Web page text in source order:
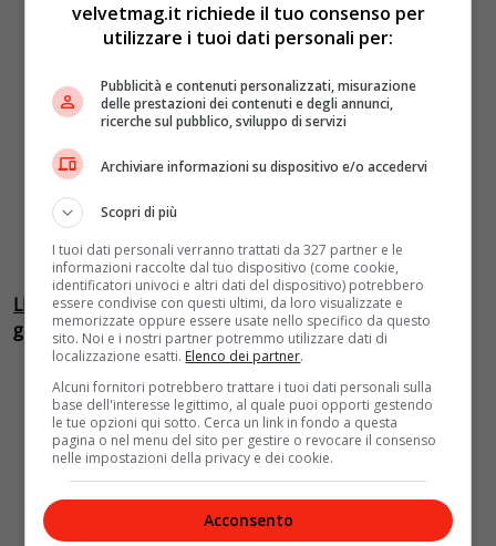
LEGGI ANCHE: Andy Wahrol, la mostra a Pontedera del
genio della pop art mondiale
velvetmag.it richiede il tuo consenso per
utilizzare i tuoi dati personali per:
Pubblicità e contenuti personalizzati, misurazione
delle prestazioni dei contenuti e degli annunci,
ricerche sul pubblico, sviluppo di servizi
Archiviare informazioni su dispositivo e/o accedervi
Scopri di più
I tuoi dati personali verranno trattati da 327 partner e le
informazioni raccolte dal tuo dispositivo (come cookie,
identificatori univoci e altri dati del dispositivo) potrebbero
essere condivise con questi ultimi, da loro visualizzate e
memorizzate oppure essere usate nello specifico da questo
sito. Noi e i nostri partner potremmo utilizzare dati di
localizzazione esatti. Elenco dei partner.
Alcuni fornitori potrebbero trattare i tuoi dati personali sulla
base dell'interesse legittimo, al quale puoi opporti gestendo
le tue opzioni qui sotto. Cerca un link in fondo a questa
pagina o nel menu del sito per gestire o revocare il consenso
nelle impostazioni della privacy e dei cookie.
Acconsento